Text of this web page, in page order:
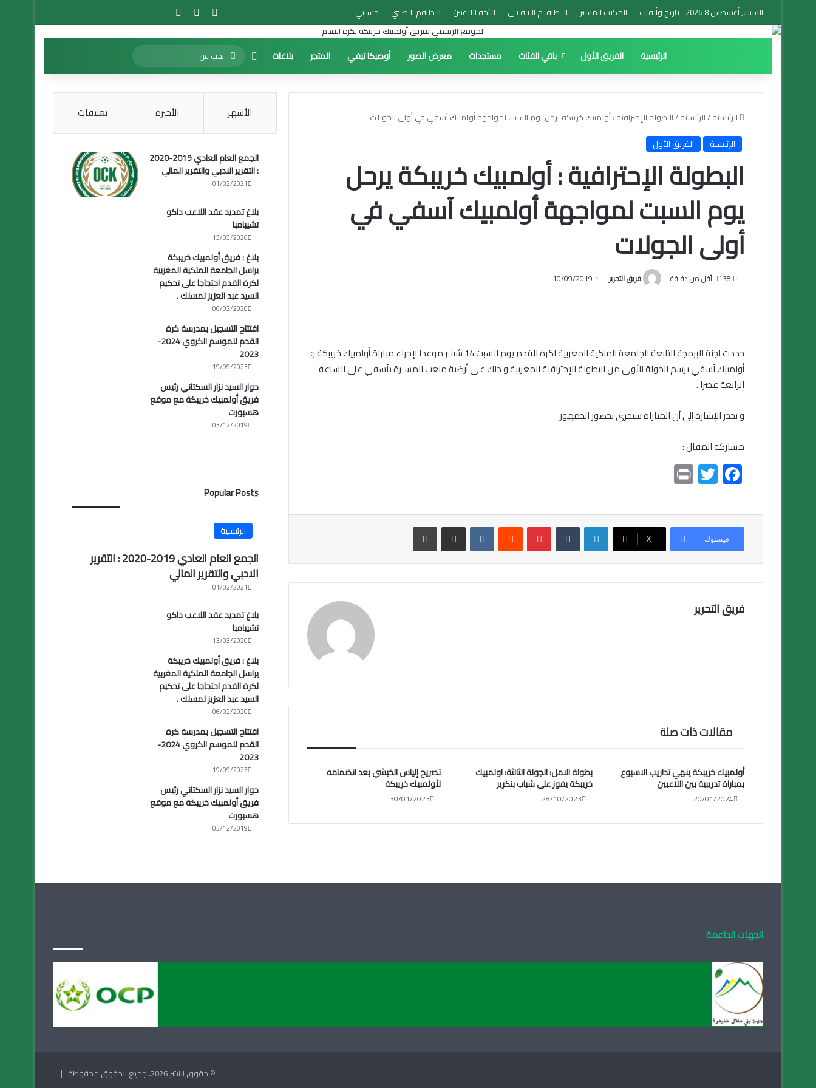
السبت, أغسطس 8 2026 تاريخ وألقاب المكتب المسير الــطاقــم الـتـقـنـي لائحة اللاعبين الـطاقم الـطـبي حسابي تسجيل الدخولمقال عشوائي
الرئيسية الفريق الأول باقي الفئات مستجدات معرض الصور أوصيكا تيفي المتجر بلاغات الوضع المظلم
بحث
عن
الرئيسية/الرئيسية/البطولة الإحترافية : أولمبيك خريبكة يرحل يوم السبت لمواجهة أولمبيك آسفي في أولى الجولات
الرئيسية
الفريق الأول
البطولة الإحترافية : أولمبيك خريبكة يرحل
يوم السبت لمواجهة أولمبيك آسفي في
أولى الجولات
فريق التحرير 10/09/2019 أقل من دقيقة
حددت لجنة البرمجة التابعة للجامعة الملكية المغربية لكرة القدم يوم السبت 14 شتنبر موعدا لإجراء مباراة أولمبيك خريبكة و
أولمبيك آسفي برسم الجولة الأولى من البطولة الإحترافية المغربية و ذلك على أرضية ملعب المسيرة بآسفي على الساعة
الرابعة عصرا .
و تجدر الإشارة إلى أن المباراة ستجرى بحضور الجمهور
مشاركة المقال :
F
ac
e
b
o
ok
T
wi
tt
er
t
فيسبوك X
لينكدإن بينتيريست مشاركة عبر البريد طباعة
فريق التحرير
مقالات ذات صلة
تصريح إلياس الخبشي بعد انضمامه
لأولمبيك خريبكة
30/01/2023
بطولة الامل: الجولة الثالثة: اولمبيك
خريبكة يفوز على شباب بنكرير
28/10/2023
أولمبيك خريبكة ينهي تداريب الاسبوع
بمباراة تدريبية بين اللاعبين
20/01/2024
الأشهر الأخيرة تعليقات
الجمع العام العادي 2019-2020
: التقرير الادبي والتقرير المالي
01/02/2021
بلاغ تمديد عقد اللاعب داكو
تشيبامبا
13/03/2020
بلاغ : فريق أولمبيك خريبكة
يراسل الجامعة الملكية المغربية
لكرة القدم احتجاجا على تحكيم
السيد عبد العزيز لمسلك .
06/02/2020
افتتاح التسجيل بمدرسة كرة
القدم للموسم الكروي 2024-
2023
19/09/2023
حوار السيد نزار السكتاني رئيس
فريق أولمبيك خريبكة مع موقع
هسبورت
03/12/2019
Popular Posts
الرئيسية
الجمع العام العادي 2019-2020 : التقرير
الادبي والتقرير المالي
01/02/2021
بلاغ تمديد عقد اللاعب داكو
تشيبامبا
13/03/2020
بلاغ : فريق أولمبيك خريبكة
يراسل الجامعة الملكية المغربية
لكرة القدم احتجاجا على تحكيم
السيد عبد العزيز لمسلك .
06/02/2020
افتتاح التسجيل بمدرسة كرة
القدم للموسم الكروي 2024-
2023
19/09/2023
حوار السيد نزار السكتاني رئيس
فريق أولمبيك خريبكة مع موقع
هسبورت
03/12/2019
الجهات الداعمة
© حقوق النشر 2026، جميع الحقوق محفوظة |